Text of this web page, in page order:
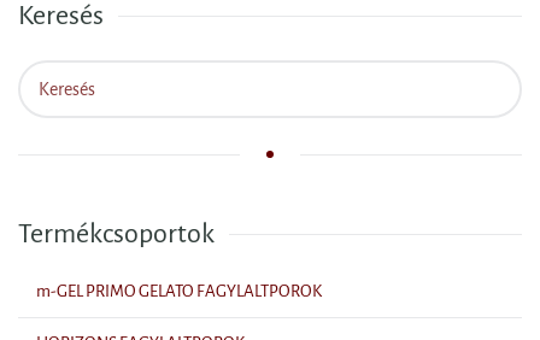
Keresés
Termékcsoportok
m-GEL PRIMO GELATO FAGYLALTPOROK